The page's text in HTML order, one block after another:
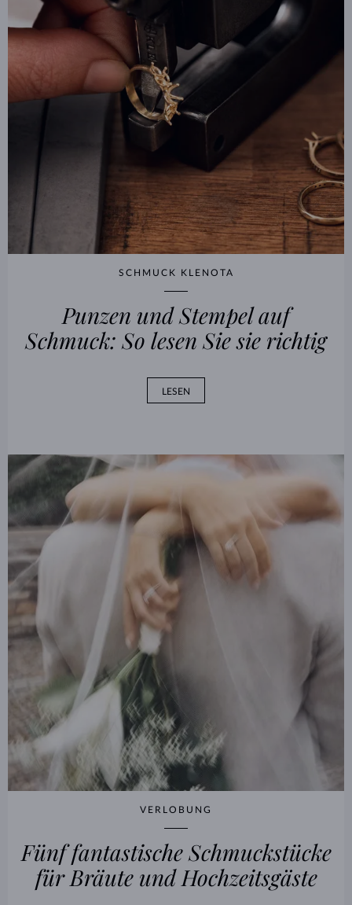
SCHMUCK KLENOTA
Punzen und Stempel auf
Schmuck: So lesen Sie sie richtig
LESEN
VERLOBUNG
Fünf fantastische Schmuckstücke
für Bräute und Hochzeitsgäste